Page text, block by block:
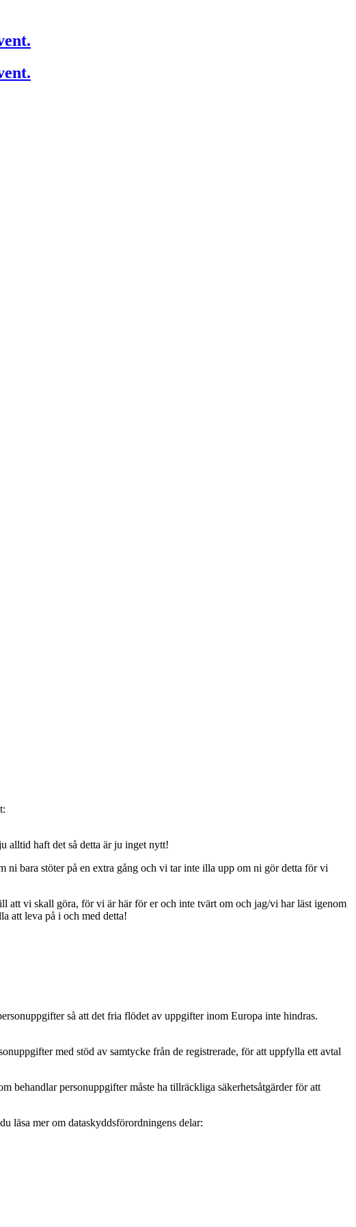
alltid haft det så detta är ju inget nytt!
bara stöter på en extra gång och vi tar inte illa upp om ni gör detta för vi
att vi skall göra, för vi är här för er och inte tvärt om och jag/vi har läst igenom
att leva på i och med detta!
så att det fria flödet av uppgifter inom Europa inte hindras.
med stöd av samtycke från de registrerade, för att uppfylla ett avtal
behandlar personuppgifter måste ha tillräckliga säkerhetsåtgärder för att
läsa mer om dataskyddsförordningens delar: